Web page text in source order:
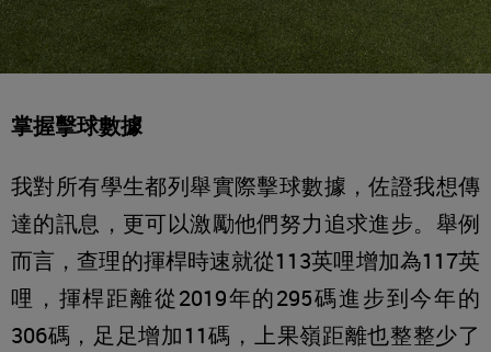
掌握擊球數據
我對所有學生都列舉實際擊球數據，佐證我想傳
達的訊息，更可以激勵他們努力追求進步。舉例
而言，查理的揮桿時速就從113英哩增加為117英
哩，揮桿距離從2019年的295碼進步到今年的
306碼，足足增加11碼，上果嶺距離也整整少了